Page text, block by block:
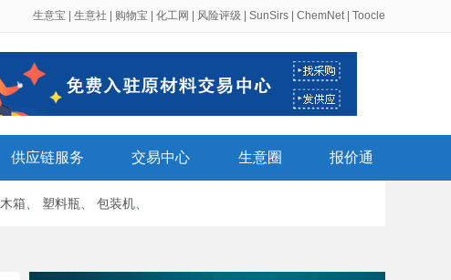
生意宝 生意社 购物宝 化工网 风险评级 SunSirs ChemNet| Toocle
供应链服务 交易中心 生意圈 报价通
木箱 塑料瓶 包装机